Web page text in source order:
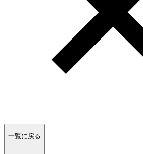
一覧に戻る